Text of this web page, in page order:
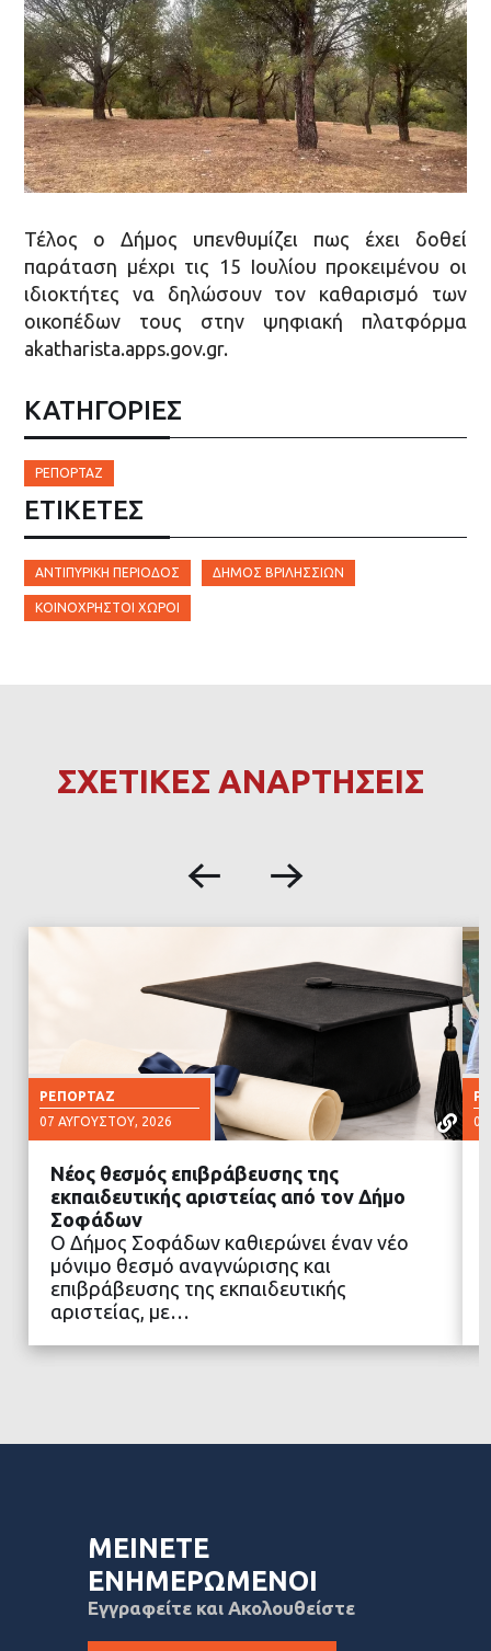
Τέλος ο Δήμος υπενθυμίζει πως έχει δοθεί
παράταση μέχρι τις 15 Ιουλίου προκειμένου οι
ιδιοκτήτες να δηλώσουν τον καθαρισμό των
οικοπέδων τους στην ψηφιακή πλατφόρμα
akatharista.apps.gov.gr.
ΚΑΤΗΓΟΡΙΕΣ
ΡΕΠΟΡΤΆΖ
ΕΤΙΚΈΤΕΣ
ΑΝΤΙΠΥΡΙΚΉ ΠΕΡΊΟΔΟΣ ΔΉΜΟΣ ΒΡΙΛΗΣΣΊΩΝ
ΚΟΙΝΌΧΡΗΣΤΟΙ ΧΏΡΟΙ
ΣΧΕΤΙΚΕΣ ΑΝΑΡΤΗΣΕΙΣ
ΡΕΠΟΡΤΆΖ
07 ΑΥΓΟΎΣΤΟΥ, 2026
ΔΙΑΒΑΣΤΕ ΠΕΡΙΣΣΟΤΕΡΑ
Νέος θεσμός επιβράβευσης της
εκπαιδευτικής αριστείας από τον Δήμο
Σοφάδων
Ο Δήμος Σοφάδων καθιερώνει έναν νέο
μόνιμο θεσμό αναγνώρισης και
επιβράβευσης της εκπαιδευτικής
αριστείας, με…
ΜΕΙΝΕΤΕ
ΕΝΗΜΕΡΩΜΕΝΟΙ
Εγγραφείτε και Ακολουθείστε